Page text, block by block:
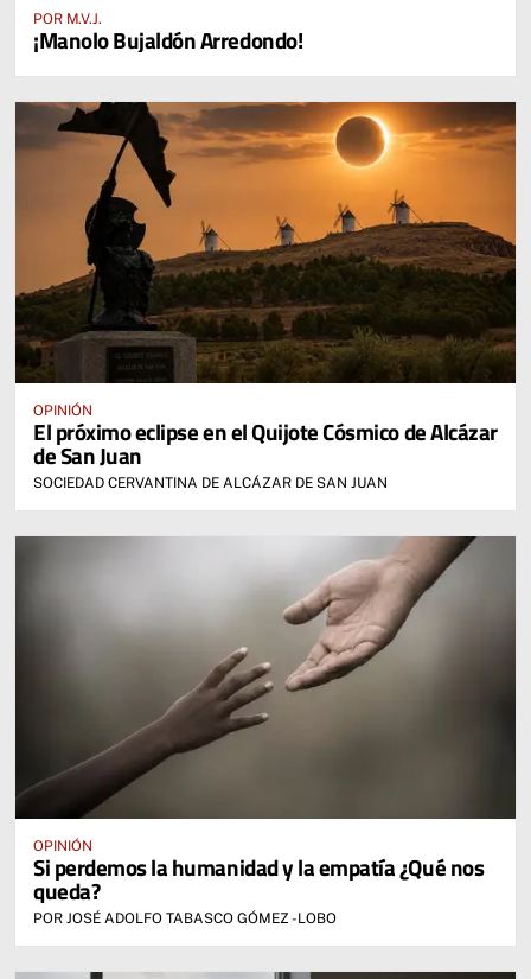
POR M.V.J.
¡Manolo Bujaldón Arredondo!
OPINIÓN
El próximo eclipse en el Quijote Cósmico de Alcázar
de San Juan
SOCIEDAD CERVANTINA DE ALCÁZAR DE SAN JUAN
OPINIÓN
Si perdemos la humanidad y la empatía ¿Qué nos
queda?
POR JOSÉ ADOLFO TABASCO GÓMEZ -LOBO